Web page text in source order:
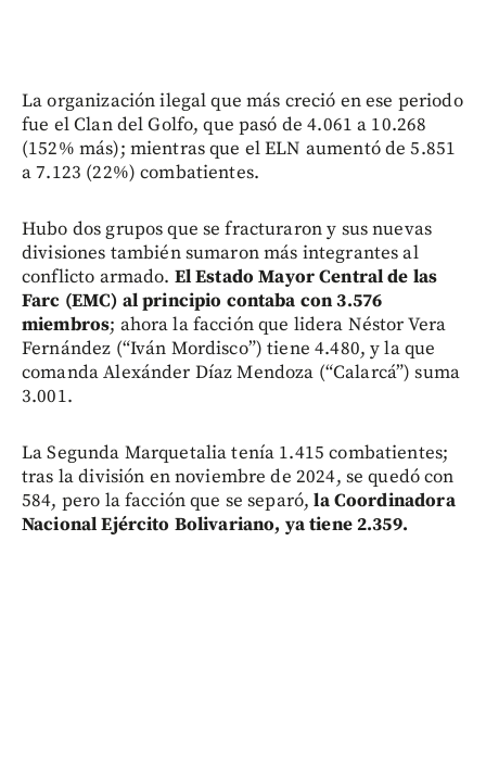
La organización ilegal que más creció en ese periodo
fue el Clan del Golfo, que pasó de 4.061 a 10.268
(152% más); mientras que el ELN aumentó de 5.851
a 7.123 (22%) combatientes.
Hubo dos grupos que se fracturaron y sus nuevas
divisiones también sumaron más integrantes al
conflicto armado. El Estado Mayor Central de las
Farc (EMC) al principio contaba con 3.576
miembros; ahora la facción que lidera Néstor Vera
Fernández (“Iván Mordisco”) tiene 4.480, y la que
comanda Alexánder Díaz Mendoza (“Calarcá”) suma
3.001.
La Segunda Marquetalia tenía 1.415 combatientes;
tras la división en noviembre de 2024, se quedó con
584, pero la facción que se separó,la Coordinadora
Nacional Ejército Bolivariano, ya tiene 2.359.